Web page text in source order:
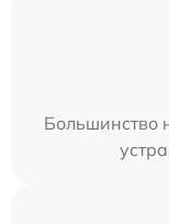
Большинство